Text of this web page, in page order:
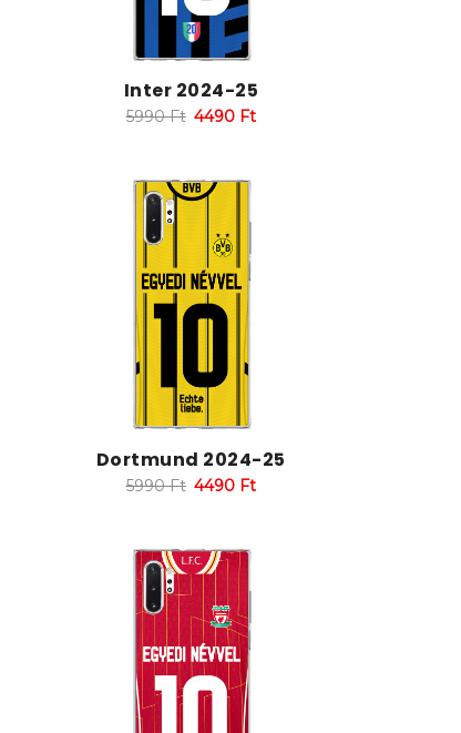
Inter 2024-25
5990Ft 4490 Ft
Dortmund 2024-25
5990Ft 4490 Ft